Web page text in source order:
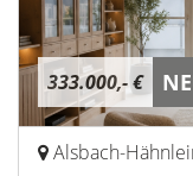
333.000,- €
Alsbach-